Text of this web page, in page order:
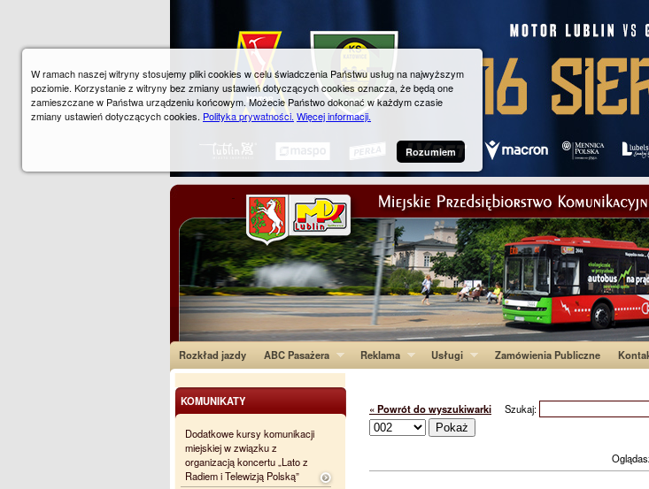
Rozkład jazdy ABC Pasażera Reklama Usługi Zamówienia Publiczne
« Powrót do wyszukiwarki Szukaj:
KOMUNIKATY
Dodatkowe kursy komunikacji
miejskiej w związku z
organizacją koncertu „Lato z
Radiem i Telewizją Polską”
W ramach naszej witryny stosujemy pliki cookies w celu świadczenia Państwu usług na najwyższym
poziomie. Korzystanie z witryny bez zmiany ustawień dotyczących cookies oznacza, że będą one
zamieszczane w Państwa urządzeniu końcowym. Możecie Państwo dokonać w każdym czasie
zmiany ustawień dotyczących cookies. Polityka prywatności. Więcej informacji.
Rozumiem